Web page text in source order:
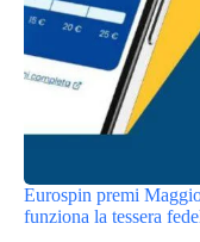
Eurospin premi
funziona la tessera